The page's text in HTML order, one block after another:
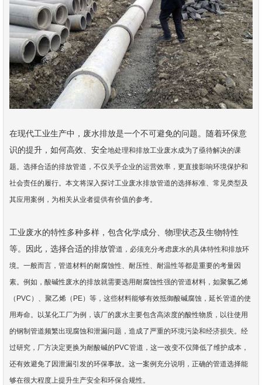
在现代工业生产中，废水排放是一个不可避免的问题。随着环保意
识的提升，如何高效、安全地处理和排放工业废水成为了亟待解决的课
题。选择合适的排放管道，不仅关乎企业的运营效率，更直接影响环境保护和
社会责任的履行。本文将深入探讨工业废水排放管道的选择标准、 常见类型及
其应用案例，为相关从业者提供有价值的参考。
工业废水的特性多种多样，包含化学成分、物理状态及生物特性
等。因此，选择合适的排放管道，必须充分考虑废水的具体特性和排放环
境。一般而言，管道材料的耐腐蚀性、耐压性、耐温性等都是重要的考量因
素。例如，酸碱性废水的排放就需要选用耐腐蚀性强的管道材料，如聚氯乙烯
（PVC）、聚乙烯（PE）等，这些材料能够有效抵御酸碱腐蚀，延长管道的使
用寿命。 以某化工厂为例，该厂的废水主要包含高浓度的酸性物质，以往使用
的钢制管道频繁出现腐蚀和泄漏问题，造成了严重的环境污染和经济损失。经
过研究，厂方决定更换为耐酸碱的PVC管道 ，这一改变不仅降低了维护成本，
还有效避免了因泄漏引发的环保事故。这一案例充分说明， 正确的管道选择能
够在很大程度上提升生产安全和环保合规性。